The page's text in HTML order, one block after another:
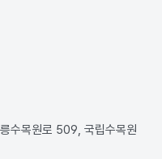
수목원로 509, 국립수목원